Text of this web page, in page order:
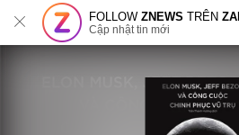
FOLLOWZNEWS TRÊN
Cập nhật tin mới